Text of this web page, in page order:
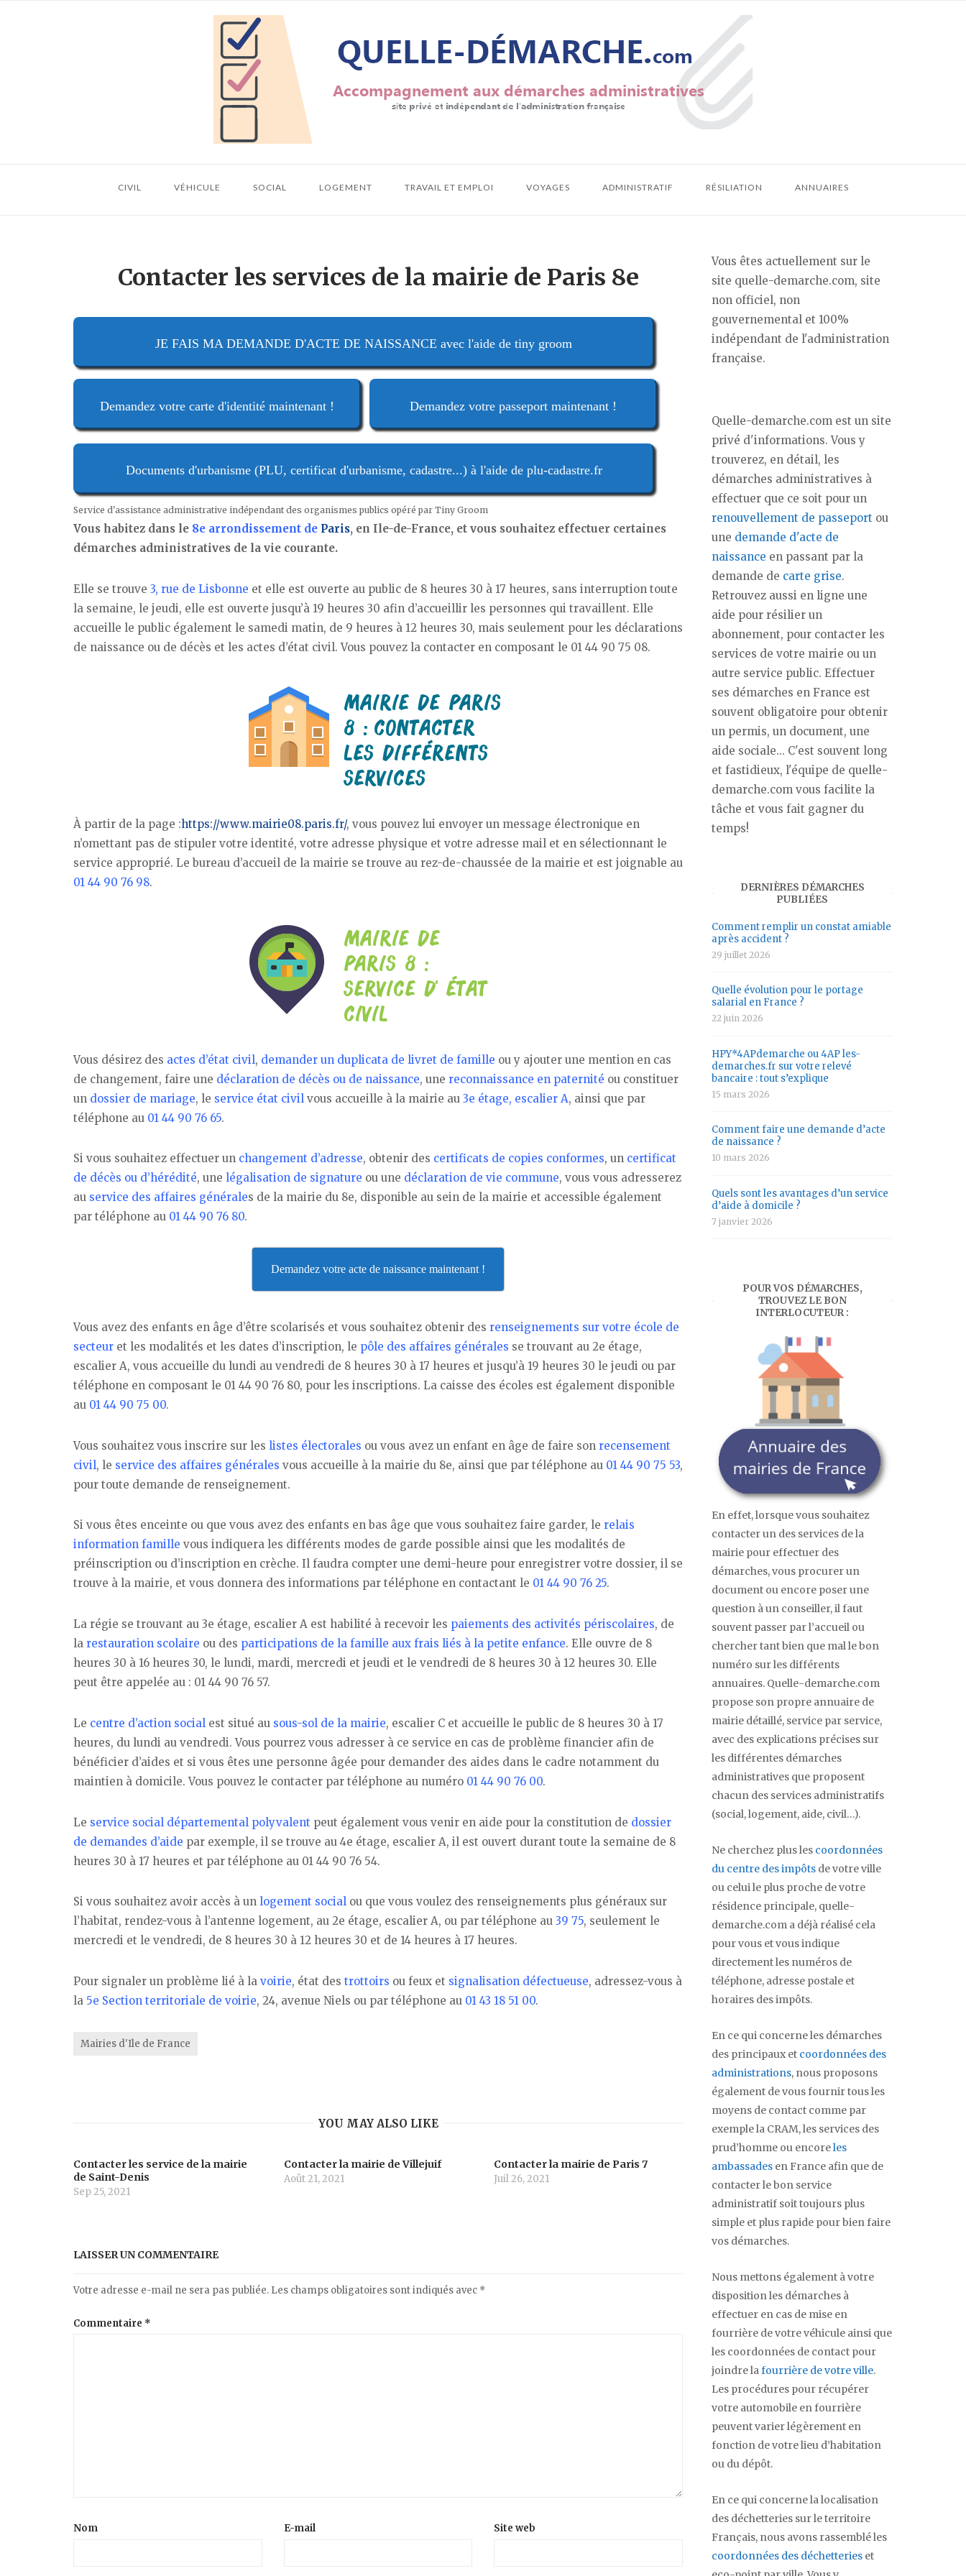
Home
CIVIL VÉHICULE SOCIAL LOGEMENT TRAVAIL ET EMPLOI VOYAGES ADMINISTRATIF RÉSILIATION ANNUAIRES
Contacter les services de la mairie de Paris 8e
JE FAIS MA DEMANDE D'ACTE DE NAISSANCE avec l'aide de tiny groom
Demandez votre carte d'identité maintenant ! Demandez votre passeport maintenant !
Documents d'urbanisme (PLU, certificat d'urbanisme, cadastre...) à l'aide de plu-cadastre.fr
Service d'assistance administrative indépendant des organismes publics opéré par Tiny Groom
Vous habitez dans le 8e arrondissement de Paris, en Ile-de-France, et vous souhaitez effectuer certaines
démarches administratives de la vie courante.
Elle se trouve 3, rue de Lisbonne et elle est ouverte au public de 8 heures 30 à 17 heures, sans interruption toute
la semaine, le jeudi, elle est ouverte jusqu’à 19 heures 30 afin d’accueillir les personnes qui travaillent. Elle
accueille le public également le samedi matin, de 9 heures à 12 heures 30, mais seulement pour les déclarations
de naissance ou de décès et les actes d’état civil. Vous pouvez la contacter en composant le 01 44 90 75 08.
À partir de la page :https://www.mairie08.paris.fr/, vous pouvez lui envoyer un message électronique en
n’omettant pas de stipuler votre identité, votre adresse physique et votre adresse mail et en sélectionnant le
service approprié. Le bureau d’accueil de la mairie se trouve au rez-de-chaussée de la mairie et est joignable au
01 44 90 76 98.
Vous désirez des actes d’état civil, demander un duplicata de livret de famille ou y ajouter une mention en cas
de changement, faire une déclaration de décès ou de naissance, une reconnaissance en paternité ou constituer
un dossier de mariage, le service état civil vous accueille à la mairie au 3e étage, escalier A, ainsi que par
téléphone au 01 44 90 76 65.
Si vous souhaitez effectuer un changement d’adresse, obtenir des certificats de copies conformes, un certificat
de décès ou d’hérédité, une légalisation de signature ou une déclaration de vie commune, vous vous adresserez
au service des affaires générales de la mairie du 8e, disponible au sein de la mairie et accessible également
par téléphone au 01 44 90 76 80.
Demandez votre acte de naissance maintenant !
Vous avez des enfants en âge d’être scolarisés et vous souhaitez obtenir des renseignements sur votre école de
secteur et les modalités et les dates d’inscription, le pôle des affaires générales se trouvant au 2e étage,
escalier A, vous accueille du lundi au vendredi de 8 heures 30 à 17 heures et jusqu’à 19 heures 30 le jeudi ou par
téléphone en composant le 01 44 90 76 80, pour les inscriptions. La caisse des écoles est également disponible
au 01 44 90 75 00.
Vous souhaitez vous inscrire sur les listes électorales ou vous avez un enfant en âge de faire son recensement
civil, le service des affaires générales vous accueille à la mairie du 8e, ainsi que par téléphone au 01 44 90 75 53,
pour toute demande de renseignement.
Si vous êtes enceinte ou que vous avez des enfants en bas âge que vous souhaitez faire garder, le relais
information famille vous indiquera les différents modes de garde possible ainsi que les modalités de
préinscription ou d’inscription en crèche. Il faudra compter une demi-heure pour enregistrer votre dossier, il se
trouve à la mairie, et vous donnera des informations par téléphone en contactant le 01 44 90 76 25.
La régie se trouvant au 3e étage, escalier A est habilité à recevoir les paiements des activités périscolaires, de
la restauration scolaire ou des participations de la famille aux frais liés à la petite enfance. Elle ouvre de 8
heures 30 à 16 heures 30, le lundi, mardi, mercredi et jeudi et le vendredi de 8 heures 30 à 12 heures 30. Elle
peut être appelée au : 01 44 90 76 57.
Le centre d’action social est situé au sous-sol de la mairie, escalier C et accueille le public de 8 heures 30 à 17
heures, du lundi au vendredi. Vous pourrez vous adresser à ce service en cas de problème financier afin de
bénéficier d’aides et si vous êtes une personne âgée pour demander des aides dans le cadre notamment du
maintien à domicile. Vous pouvez le contacter par téléphone au numéro 01 44 90 76 00.
Le service social départemental polyvalent peut également vous venir en aide pour la constitution de dossier
de demandes d’aide par exemple, il se trouve au 4e étage, escalier A, il est ouvert durant toute la semaine de 8
heures 30 à 17 heures et par téléphone au 01 44 90 76 54.
Si vous souhaitez avoir accès à un logement social ou que vous voulez des renseignements plus généraux sur
l’habitat, rendez-vous à l’antenne logement, au 2e étage, escalier A, ou par téléphone au 39 75, seulement le
mercredi et le vendredi, de 8 heures 30 à 12 heures 30 et de 14 heures à 17 heures.
Pour signaler un problème lié à la voirie, état des trottoirs ou feux et signalisation défectueuse, adressez-vous à
la 5e Section territoriale de voirie, 24, avenue Niels ou par téléphone au 01 43 18 51 00.
Mairies d'Ile de France
YOU MAY ALSO LIKE
Contacter les service de la mairie
de Saint-Denis
Sep 25, 2021
Contacter la mairie de Villejuif
Août 21, 2021
Contacter la mairie de Paris 7
Juil 26, 2021
LAISSER UN COMMENTAIRE
Votre adresse e-mail ne sera pas publiée. Les champs obligatoires sont indiqués avec *
Commentaire *
Nom E-mail Site web
Vous êtes actuellement sur le
site quelle-demarche.com, site
non officiel, non
gouvernemental et 100%
indépendant de l'administration
française.
Quelle-demarche.com est un site
privé d'informations. Vous y
trouverez, en détail, les
démarches administratives à
effectuer que ce soit pour un
renouvellement de passeport ou
une demande d'acte de
naissance en passant par la
demande de carte grise.
Retrouvez aussi en ligne une
aide pour résilier un
abonnement, pour contacter les
services de votre mairie ou un
autre service public. Effectuer
ses démarches en France est
souvent obligatoire pour obtenir
un permis, un document, une
aide sociale... C'est souvent long
et fastidieux, l'équipe de quelle-
demarche.com vous facilite la
tâche et vous fait gagner du
temps!
DERNIÈRES DÉMARCHES
PUBLIÉES
Comment remplir un constat amiable
après accident ?
29 juillet 2026
Quelle évolution pour le portage
salarial en France ?
22 juin 2026
HPY*4APdemarche ou 4AP les-
demarches.fr sur votre relevé
bancaire : tout s’explique
15 mars 2026
Comment faire une demande d’acte
de naissance ?
10 mars 2026
Quels sont les avantages d’un service
d’aide à domicile ?
7 janvier 2026
POUR VOS DÉMARCHES,
TROUVEZ LE BON
INTERLOCUTEUR :
En effet, lorsque vous souhaitez
contacter un des services de la
mairie pour effectuer des
démarches, vous procurer un
document ou encore poser une
question à un conseiller, il faut
souvent passer par l’accueil ou
chercher tant bien que mal le bon
numéro sur les différents
annuaires. Quelle-demarche.com
propose son propre annuaire de
mairie détaillé, service par service,
avec des explications précises sur
les différentes démarches
administratives que proposent
chacun des services administratifs
(social, logement, aide, civil…).
Ne cherchez plus les coordonnées
du centre des impôts de votre ville
ou celui le plus proche de votre
résidence principale, quelle-
demarche.com a déjà réalisé cela
pour vous et vous indique
directement les numéros de
téléphone, adresse postale et
horaires des impôts.
En ce qui concerne les démarches
des principaux et coordonnées des
administrations, nous proposons
également de vous fournir tous les
moyens de contact comme par
exemple la CRAM, les services des
prud’homme ou encoreles
ambassades en France afin que de
contacter le bon service
administratif soit toujours plus
simple et plus rapide pour bien faire
vos démarches.
Nous mettons également à votre
disposition les démarches à
effectuer en cas de mise en
fourrière de votre véhicule ainsi que
les coordonnées de contact pour
joindre lafourrière de votre ville.
Les procédures pour récupérer
votre automobile en fourrière
peuvent varier légèrement en
fonction de votre lieu d’habitation
ou du dépôt.
En ce qui concerne la localisation
des déchetteries sur le territoire
Français, nous avons rassemblé les
coordonnées des déchetteries et